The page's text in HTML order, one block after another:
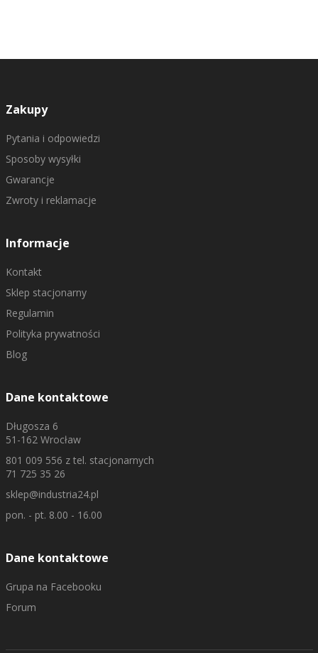
Zakupy
Pytania i odpowiedzi
Sposoby wysyłki
Gwarancje
Zwroty i reklamacje
Informacje
Kontakt
Sklep stacjonarny
Regulamin
Polityka prywatności
Blog
Dane kontaktowe
Długosza 6
51-162 Wrocław
801 009 556 z tel. stacjonarnych
71 725 35 26
sklep@industria24.pl
pon. - pt. 8.00 - 16.00
Dane kontaktowe
Grupa na Facebooku
Forum